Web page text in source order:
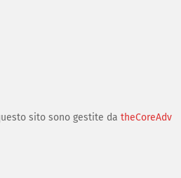
sito sono gestite da theCoreAdv